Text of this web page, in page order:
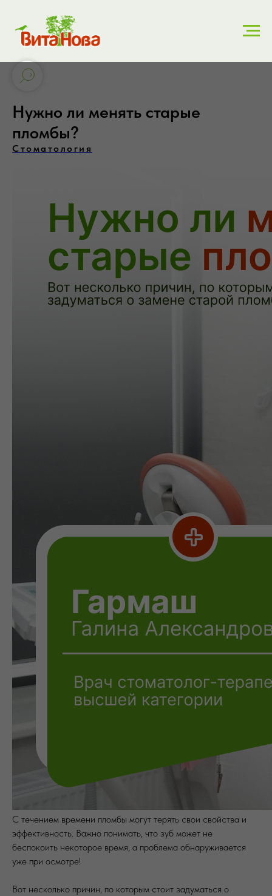
Нужно ли менять старые
пломбы?
Стоматология
С течением времени пломбы могут терять свои свойства и
эффективность. Важно понимать, что зуб может не
беспокоить некоторое время, а проблема обнаруживается
уже при осмотре!
Вот несколько причин, по которым стоит задуматься о